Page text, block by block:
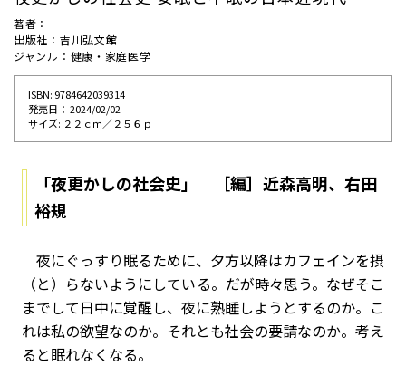
著者：
出版社：吉川弘文館
ジャンル：健康・家庭医学
ISBN: 9784642039314
発売⽇： 2024/02/02
サイズ: ２２ｃｍ／２５６ｐ
「夜更かしの社会史」 ［編］近森高明、右田
裕規
夜にぐっすり眠るために、夕方以降はカフェインを摂
（と）らないようにしている。だが時々思う。なぜそこ
までして日中に覚醒し、夜に熟睡しようとするのか。こ
れは私の欲望なのか。それとも社会の要請なのか。考え
ると眠れなくなる。